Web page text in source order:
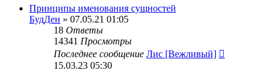
Принципы именования сущностей
БудДен » 07.05.21 01:05
18 Ответы
14341 Просмотры
Последнее сообщение Лис [Вежливый]
15.03.23 05:30